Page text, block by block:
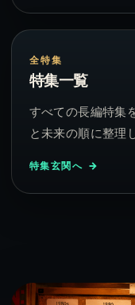
全特集
特集一覧
すべての長編特集
と未来の順に整理
特集玄関へ